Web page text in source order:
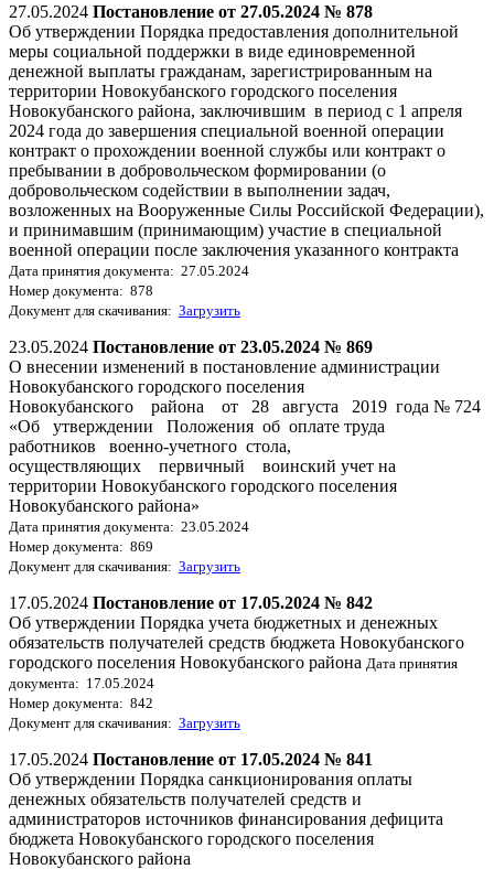
27.05.2024 Постановление от 27.05.2024 № 878
Об утверждении Порядка предоставления дополнительной
меры социальной поддержки в виде единовременной
денежной выплаты гражданам, зарегистрированным на
территории Новокубанского городского поселения
Новокубанского района, заключившим в период с 1 апреля
2024 года до завершения специальной военной операции
контракт о прохождении военной службы или контракт о
пребывании в добровольческом формировании (о
добровольческом содействии в выполнении задач,
возложенных на Вооруженные Силы Российской Федерации),
и принимавшим (принимающим) участие в специальной
военной операции после заключения указанного контракта
Дата принятия документа: 27.05.2024
Номер документа: 878
Документ для скачивания: Загрузить
23.05.2024 Постановление от 23.05.2024 № 869
О внесении изменений в постановление администрации
Новокубанского городского поселения
Новокубанского района от 28 августа 2019 года № 724
«Об утверждении Положения об оплате труда
работников военно-учетного стола,
осуществляющих первичный воинский учет на
территории Новокубанского городского поселения
Новокубанского района»
Дата принятия документа: 23.05.2024
Номер документа: 869
Документ для скачивания: Загрузить
17.05.2024 Постановление от 17.05.2024 № 842
Об утверждении Порядка учета бюджетных и денежных
обязательств получателей средств бюджета Новокубанского
городского поселения Новокубанского района Дата принятия
документа: 17.05.2024
Номер документа: 842
Документ для скачивания: Загрузить
17.05.2024 Постановление от 17.05.2024 № 841
Об утверждении Порядка санкционирования оплаты
денежных обязательств получателей средств и
администраторов источников финансирования дефицита
бюджета Новокубанского городского поселения
Новокубанского района